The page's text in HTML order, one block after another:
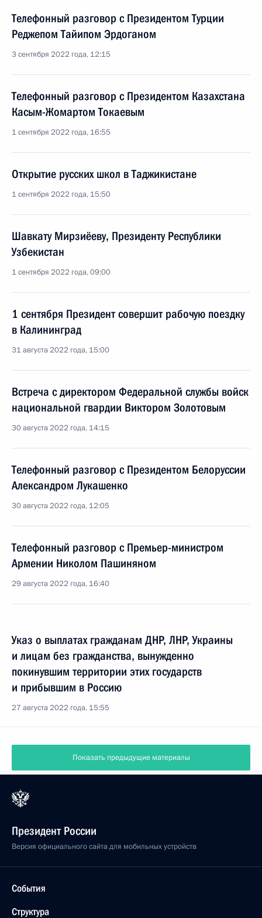
Телефонный разговор с Президентом Турции
Реджепом Тайипом Эрдоганом
3 сентября 2022 года, 12:15
Телефонный разговор с Президентом Казахстана
Касым-Жомартом Токаевым
1 сентября 2022 года, 16:55
Открытие русских школ в Таджикистане
1 сентября 2022 года, 15:50
Шавкату Мирзиёеву, Президенту Республики
Узбекистан
1 сентября 2022 года, 09:00
1 сентября Президент совершит рабочую поездку
в Калининград
31 августа 2022 года, 15:00
Встреча с директором Федеральной службы войск
национальной гвардии Виктором Золотовым
30 августа 2022 года, 14:15
Телефонный разговор с Президентом Белоруссии
Александром Лукашенко
30 августа 2022 года, 12:05
Телефонный разговор с Премьер-министром
Армении Николом Пашиняном
29 августа 2022 года, 16:40
Указ о выплатах гражданам ДНР, ЛНР, Украины
и лицам без гражданства, вынужденно
покинувшим территории этих государств
и прибывшим в Россию
27 августа 2022 года, 15:55
Показать предыдущие материалы
Президент России
Версия официального сайта для мобильных устройств
События
Структура